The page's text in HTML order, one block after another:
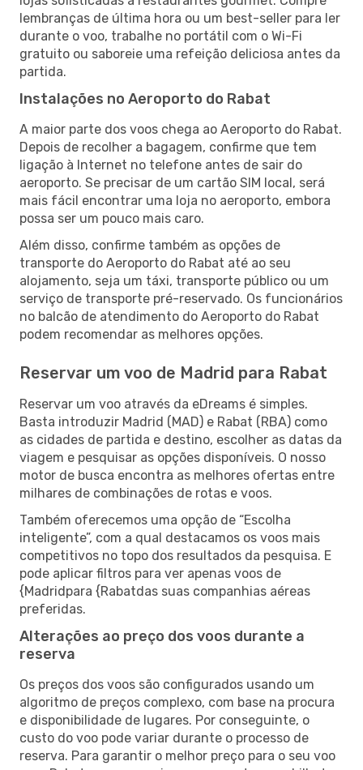
lembranças de última hora ou um best-seller para ler
durante o voo, trabalhe no portátil com o Wi-Fi
gratuito ou saboreie uma refeição deliciosa antes da
partida.
Instalações no Aeroporto do Rabat
A maior parte dos voos chega ao Aeroporto do Rabat.
Depois de recolher a bagagem, confirme que tem
ligação à Internet no telefone antes de sair do
aeroporto. Se precisar de um cartão SIM local, será
mais fácil encontrar uma loja no aeroporto, embora
possa ser um pouco mais caro.
Além disso, confirme também as opções de
transporte do Aeroporto do Rabat até ao seu
alojamento, seja um táxi, transporte público ou um
serviço de transporte pré-reservado. Os funcionários
no balcão de atendimento do Aeroporto do Rabat
podem recomendar as melhores opções.
Reservar um voo de Madrid para Rabat
Reservar um voo através da eDreams é simples.
Basta introduzir Madrid (MAD) e Rabat (RBA) como
as cidades de partida e destino, escolher as datas da
viagem e pesquisar as opções disponíveis. O nosso
motor de busca encontra as melhores ofertas entre
milhares de combinações de rotas e voos.
Também oferecemos uma opção de “Escolha
inteligente”, com a qual destacamos os voos mais
competitivos no topo dos resultados da pesquisa. E
pode aplicar filtros para ver apenas voos de
{Madridpara {Rabatdas suas companhias aéreas
preferidas.
Alterações ao preço dos voos durante a
reserva
Os preços dos voos são configurados usando um
algoritmo de preços complexo, com base na procura
e disponibilidade de lugares. Por conseguinte, o
custo do voo pode variar durante o processo de
reserva. Para garantir o melhor preço para o seu voo